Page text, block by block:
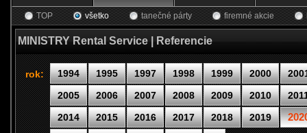
TOP všetko tanečné párty firemné akcie
MINISTRY Rental Service | Referencie
rok: 1994 1995 1997 1998 1999 2000
2005
2006 2007 2008 2009 2010
2014
2015 2016 2017 2018 2019